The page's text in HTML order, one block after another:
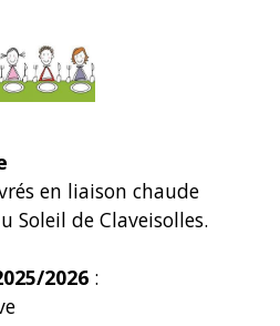
en liaison chaude
Soleil de Claveisolles.
2026 :